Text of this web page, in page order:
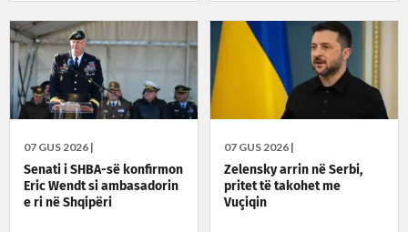
07 GUS 2026 |
Zelensky arrin në Serbi,
pritet të takohet me
Vuçiqin
07 GUS 2026 |
Senati i SHBA-së konfirmon
Eric Wendt si ambasadorin
e ri në Shqipëri